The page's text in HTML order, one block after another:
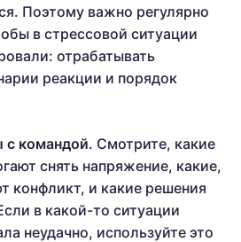
Поэтому важно регулярно
в стрессовой ситуации
отрабатывать
реакции и порядок
с командой. Смотрите, какие
снять напряжение, какие,
конфликт, и какие решения
в какой-то ситуации
неудачно, используйте это